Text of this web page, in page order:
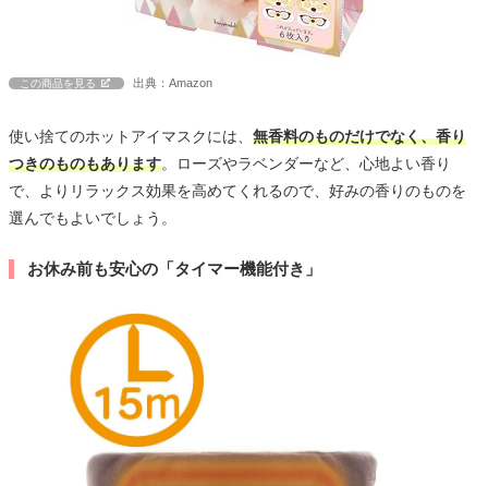
この商品を見る 出典：Amazon
使い捨てのホットアイマスクには、 無香料のものだけでなく、香り
つきのものもあります。ローズやラベンダーなど、心地よい香り
で、よりリラックス効果を高めてくれるので、好みの香りのものを
選んでもよいでしょう。
お休み前も安心の「タイマー機能付き」